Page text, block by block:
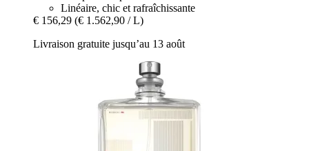
Linéaire, chic et rafraîchissante
€ 156,29 (€ 1.562,90 / L)
Livraison gratuite jusqu’au 13 août